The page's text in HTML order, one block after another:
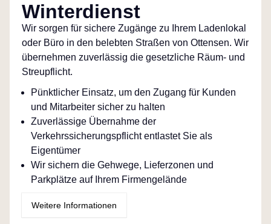
Winterdienst
Wir sorgen für sichere Zugänge zu Ihrem Ladenlokal
oder Büro in den belebten Straßen von Ottensen. Wir
übernehmen zuverlässig die gesetzliche Räum- und
Streupflicht.
Pünktlicher Einsatz, um den Zugang für Kunden
und Mitarbeiter sicher zu halten
Zuverlässige Übernahme der
Verkehrssicherungspflicht entlastet Sie als
Eigentümer
Wir sichern die Gehwege, Lieferzonen und
Parkplätze auf Ihrem Firmengelände
Weitere Informationen